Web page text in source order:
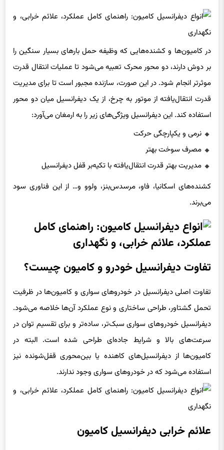
در کامیون‌ها و کشنده‌هایی که وظیفه حمل بارهای بسیار سنگین را
بر دوش دارند، دو محور محرک تعبیه می‌شود تا عملیات انتقال قدرت
موثرتر انجام شود. در این صورت، سازنده مجبور است تا برای مدیریت
قدرت‌ انتقال‌یافته از موتور به چرخ، از یک دیفرانسیل میان دو محور
استفاده کند. این دیفرانسیل ویژگی‌های زیر را به ارمغان می‌آورد:
نرمی و یکپارچگی حرکت
مصرف سوخت بهتر
مدیریت بهتر قدرت انتقال‌یافته با تکیه‌بر قفل دیفرانسیل
کشنده‌های اسکانیا، فاو، مرسدس‌بنز، ولوو و… از این فناوری سود
می‌برند.
تفاوت دیفرانسیل خودرو و کامیون چیست؟
تفاوت اصلی دیفرانسیل در خودروهای سواری و کامیون‌ها در ظرفیت
تحمل گشتاور، طراحی ساختاری و نوع عملکرد آن‌ها خلاصه می‌شود.
دیفرانسیل خودروهای سواری سبک‌تر، ساده‌تر و برای تقسیم توان در
سرعت‌های بالا و شرایط جاده‌ای طراحی شده است. البته در
کامیون‌ها از دیفرانسیل‌های کاهنده یا بین‌محوری قفل‌شونده نیز
استفاده می‌شود که در خودروهای سواری وجود ندارند.
علائم خرابی دیفرانسیل کامیون